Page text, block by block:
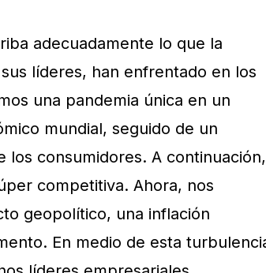
adecuadamente lo que la
líderes, han enfrentado en los
una pandemia única en un
mundial, seguido de un
consumidores. A continuación,
competitiva. Ahora, nos
geopolítico, una inflación
En medio de esta